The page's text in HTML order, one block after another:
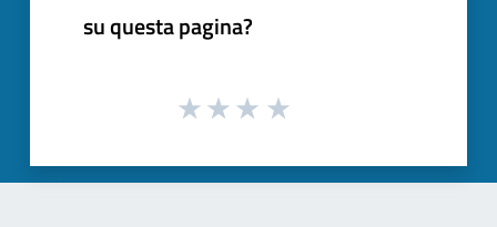
su questa pagina?